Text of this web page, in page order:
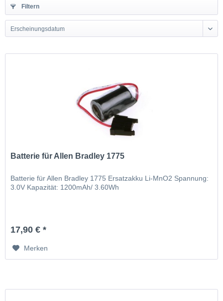
Filtern
Erscheinungsdatum
Batterie für Allen Bradley 1775
Batterie für Allen Bradley 1775 Ersatzakku Li-MnO2 Spannung:
3.0V Kapazität: 1200mAh/ 3.60Wh
17,90 € *
Merken